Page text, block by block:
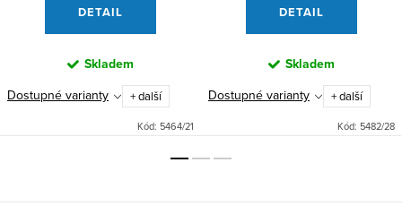
DETAIL
Skladem
Dostupné varianty
+ další
Kód: 5464/21
DETAIL
Skladem
Dostupné varianty
+ další
Kód: 5482/28